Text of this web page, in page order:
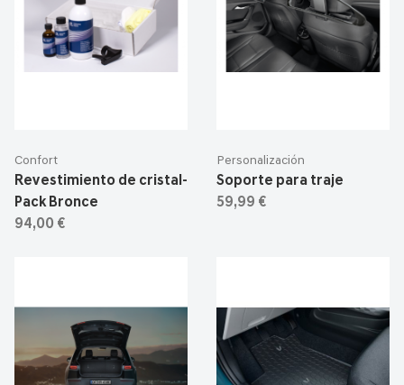
Confort
Revestimiento de cristal-
Pack Bronce
94,00 €
Personalización
Soporte para traje
59,99 €